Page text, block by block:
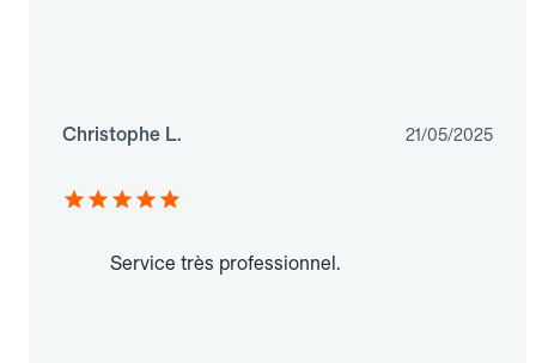
Christophe L. 21/05/2025
Service très professionnel.